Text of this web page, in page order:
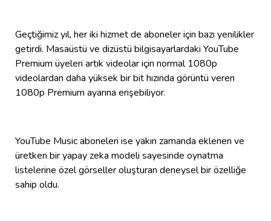
Geçtiğimiz yıl, her iki hizmet de aboneler için bazı yenilikler
getirdi. Masaüstü ve dizüstü bilgisayarlardaki YouTube
Premium üyeleri artık videolar için normal 1080p
videolardan daha yüksek bir bit hızında görüntü veren
1080p Premium ayarına erişebiliyor.
YouTube Music aboneleri ise yakın zamanda eklenen ve
üretken bir yapay zeka modeli sayesinde oynatma
listelerine özel görseller oluşturan deneysel bir özelliğe
sahip oldu.